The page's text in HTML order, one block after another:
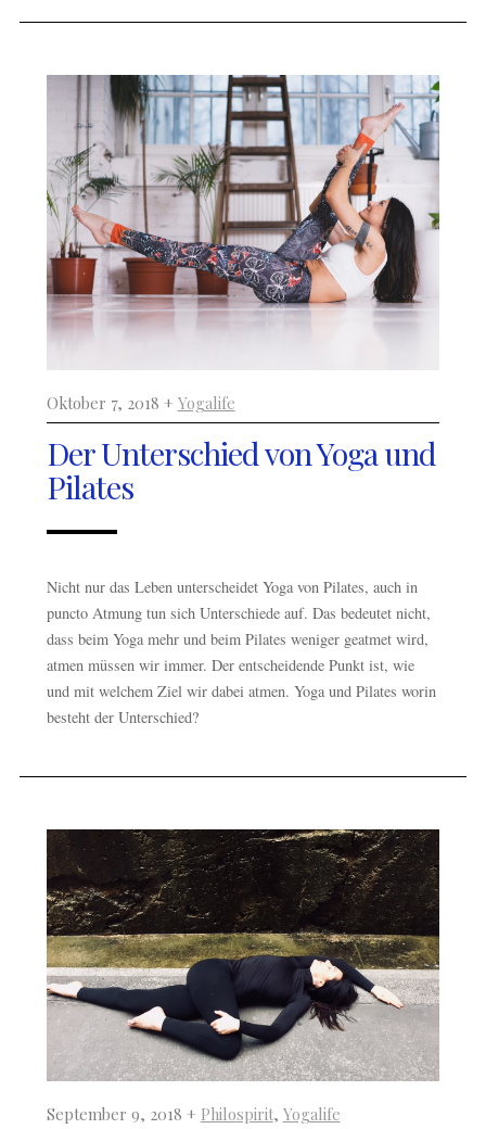
Oktober 7, 2018 + Yogalife
Der Unterschied von Yoga und
Pilates
Nicht nur das Leben unterscheidet Yoga von Pilates, auch in
puncto Atmung tun sich Unterschiede auf. Das bedeutet nicht,
dass beim Yoga mehr und beim Pilates weniger geatmet wird,
atmen müssen wir immer. Der entscheidende Punkt ist, wie
und mit welchem Ziel wir dabei atmen. Yoga und Pilates worin
besteht der Unterschied?
September 9, 2018 + Philospirit, Yogalife